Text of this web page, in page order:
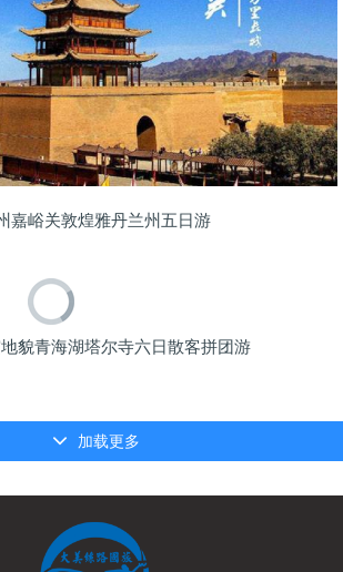
嘉峪关敦煌雅丹兰州五日游
貌青海湖塔尔寺六日散客拼团游
加载更多